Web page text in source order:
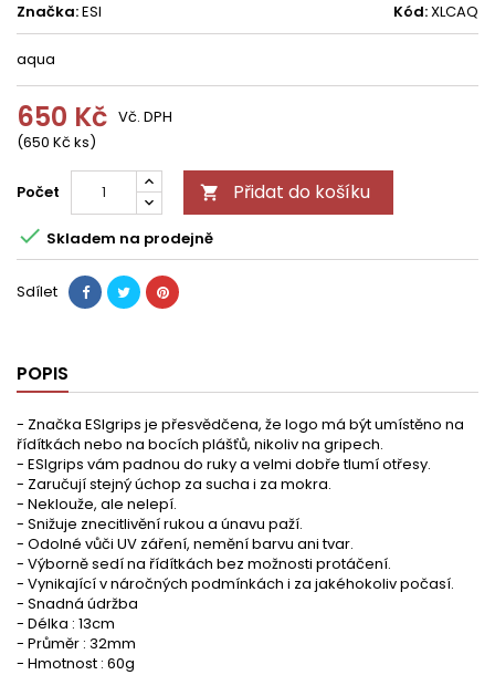
Značka:ESI Kód:XLCAQ
aqua
650 Kč
(650 Kč ks)
Vč. DPH
Počet  Přidat do košíku
 Skladem na prodejně
Sdílet
POPIS
- Značka ESIgrips je přesvědčena, že logo má být umístěno na
řídítkách nebo na bocích plášťů, nikoliv na gripech.
- ESIgrips vám padnou do ruky a velmi dobře tlumí otřesy.
- Zaručují stejný úchop za sucha i za mokra.
- Neklouže, ale nelepí.
- Snižuje znecitlivění rukou a únavu paží.
- Odolné vůči UV záření, nemění barvu ani tvar.
- Výborně sedí na řídítkách bez možnosti protáčení.
- Vynikající v náročných podmínkách i za jakéhokoliv počasí.
- Snadná údržba
- Délka : 13cm
- Průměr : 32mm
- Hmotnost : 60g